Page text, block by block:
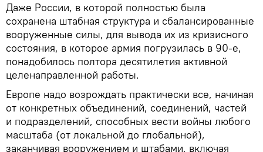
Даже России, в которой полностью была
сохранена штабная структура и сбалансированные
вооруженные силы, для вывода их из кризисного
состояния, в которое армия погрузилась в 90-е,
понадобилось полтора десятилетия активной
целенаправленной работы.
Европе надо возрождать практически все, начиная
от конкретных объединений, соединений, частей
и подразделений, способных вести войны любого
масштаба (от локальной до глобальной),
заканчивая вооружением и штабами, включая